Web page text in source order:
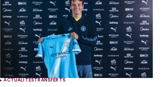
ACTUALITÉSTRANSFERTS